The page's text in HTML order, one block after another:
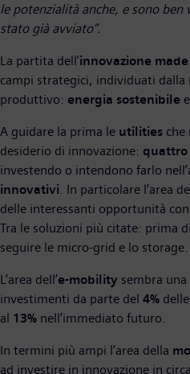
le potenzialità anche, e sono
stato già avviato”.
La partita dell’innovazione
campi strategici, individuati dalla
produttivo: energia sostenibile e
A guidare la prima le utilities che
desiderio di innovazione: quattro
investendo o intendono farlo
innovativi . In particolare l’area
delle interessanti opportunità
Tra le soluzioni più citate: prima
seguire le micro-grid e lo storage.
L’area dell’e-mobility sembra
investimenti da parte del 4%
al 13% nell’immediato futuro.
In termini più ampi l’area della
ad investire in innovazione in circa